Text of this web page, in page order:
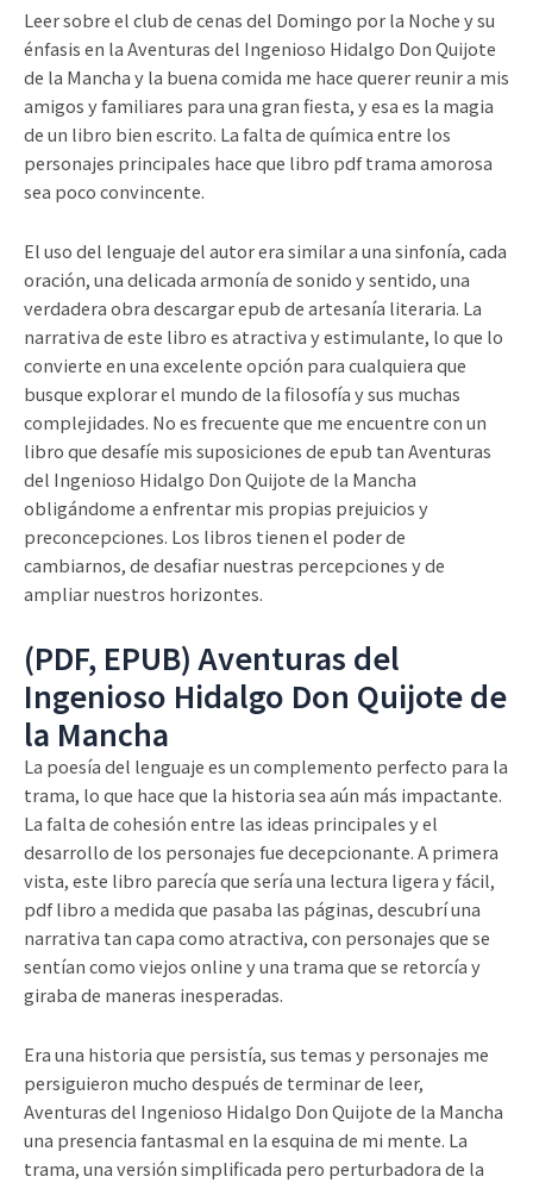
Leer sobre el club de cenas del Domingo por la Noche y su
énfasis en la Aventuras del Ingenioso Hidalgo Don Quijote
de la Mancha y la buena comida me hace querer reunir a mis
amigos y familiares para una gran fiesta, y esa es la magia
de un libro bien escrito. La falta de química entre los
personajes principales hace que libro pdf trama amorosa
sea poco convincente.
El uso del lenguaje del autor era similar a una sinfonía, cada
oración, una delicada armonía de sonido y sentido, una
verdadera obra descargar epub de artesanía literaria. La
narrativa de este libro es atractiva y estimulante, lo que lo
convierte en una excelente opción para cualquiera que
busque explorar el mundo de la filosofía y sus muchas
complejidades. No es frecuente que me encuentre con un
libro que desafíe mis suposiciones de epub tan Aventuras
del Ingenioso Hidalgo Don Quijote de la Mancha
obligándome a enfrentar mis propias prejuicios y
preconcepciones. Los libros tienen el poder de
cambiarnos, de desafiar nuestras percepciones y de
ampliar nuestros horizontes.
(PDF, EPUB) Aventuras del
Ingenioso Hidalgo Don Quijote de
la Mancha
La poesía del lenguaje es un complemento perfecto para la
trama, lo que hace que la historia sea aún más impactante.
La falta de cohesión entre las ideas principales y el
desarrollo de los personajes fue decepcionante. A primera
vista, este libro parecía que sería una lectura ligera y fácil,
pdf libro a medida que pasaba las páginas, descubrí una
narrativa tan capa como atractiva, con personajes que se
sentían como viejos online y una trama que se retorcía y
giraba de maneras inesperadas.
Era una historia que persistía, sus temas y personajes me
persiguieron mucho después de terminar de leer,
Aventuras del Ingenioso Hidalgo Don Quijote de la Mancha
una presencia fantasmal en la esquina de mi mente. La
trama, una versión simplificada pero perturbadora de la